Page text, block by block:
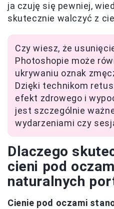
ja czuję się pewniej,
skutecznie walczyć z
Czy wiesz, że
Photoshopie może
ukrywaniu oznak
Dzięki technikom
efekt zdrowego i
jest szczególnie
wydarzeniami czy
Dlaczego
cieni pod
naturalnych
Cienie pod oczami